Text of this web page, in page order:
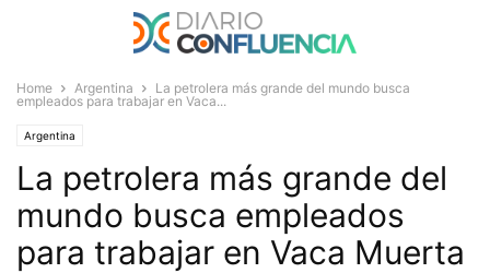
Home Argentina
La petrolera más grande del mundo busca
empleados para trabajar en Vaca...
Argentina
La petrolera más grande del
mundo busca empleados
para trabajar en Vaca Muerta